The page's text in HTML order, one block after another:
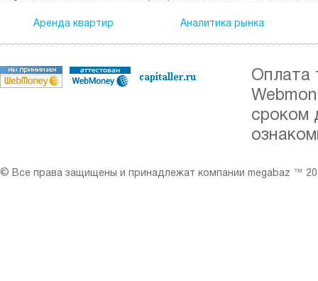
Аренда квартир Аналитика рынка
Оплата
сроком
© Все права защищены и принадлежат компании megabaz ™